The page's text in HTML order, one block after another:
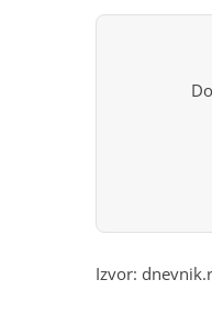
Izvor: